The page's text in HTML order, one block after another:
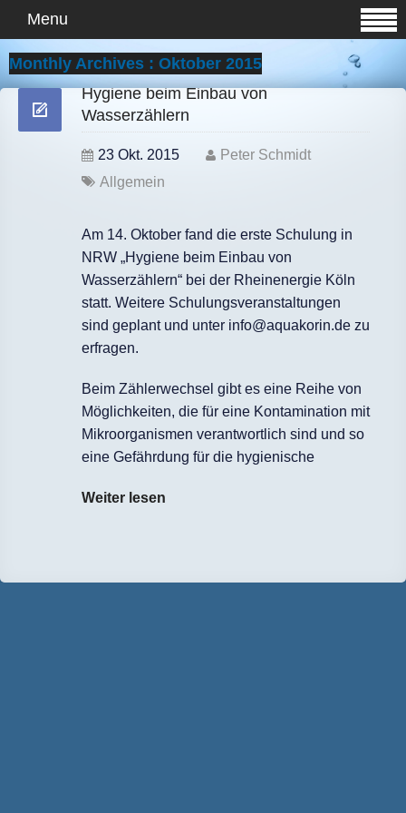
Menu
Monthly Archives : Oktober 2015
Hygiene beim Einbau von
Wasserzählern
23 Okt. 2015
Peter Schmidt
Allgemein
Am 14. Oktober fand die erste Schulung in
NRW „Hygiene beim Einbau von
Wasserzählern“ bei der Rheinenergie Köln
statt. Weitere Schulungsveranstaltungen
sind geplant und unter info@aquakorin.de zu
erfragen.
Beim Zählerwechsel gibt es eine Reihe von
Möglichkeiten, die für eine Kontamination mit
Mikroorganismen verantwortlich sind und so
eine Gefährdung für die hygienische
Weiter lesen